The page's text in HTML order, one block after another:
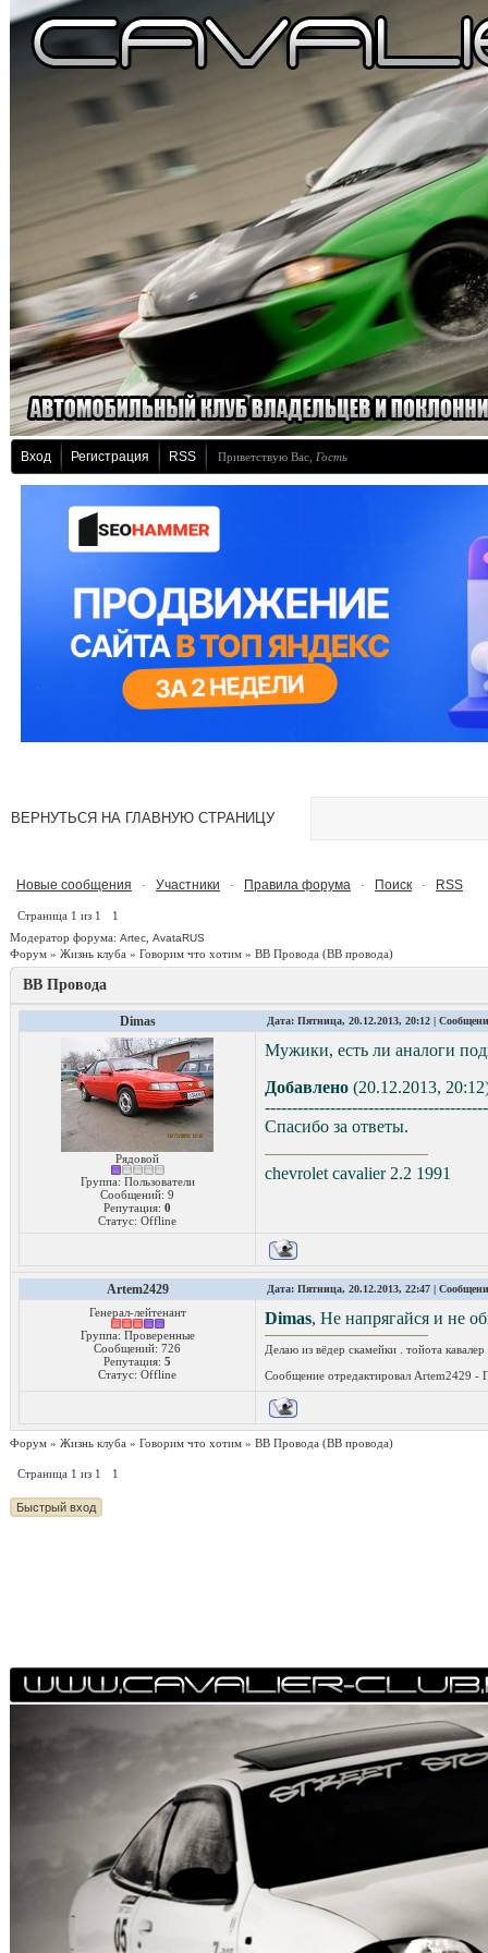
Вход Регистрация RSS Приветствую Вас Гость
ВЕРНУТЬСЯ НА ГЛАВНУЮ СТРАНИЦУ
Новые сообщения · Участники · Правила форума · Поиск · RSS
Страница 1 из 1
1
Модератор форума: Artec AvataRUS
Форум » Жизнь клуба » Говорим что хотим » ВВ Провода (ВВ провода)
ВВ Провода
Dimas Дата: Пятница, 20.12.2013, 20:12 |
Рядовой
Группа: Пользователи
Сообщений: 9
Репутация: 0
Статус: Offline
Мужики, есть ли аналоги
Добавлено (20.12.2013,
Спасибо за ответы.
chevrolet cavalier 2.2 1991
Artem2429 Дата: Пятница, 20.12.2013, 22:47 |
Генерал-лейтенант
Группа: Проверенные
Сообщений: 726
Репутация: 5
Статус: Offline
Dimas, Не напрягайся и не
Делаю из вёдер скамейки . тойота
Сообщение отредактировал Artem2429 -
Форум » Жизнь клуба » Говорим что хотим » ВВ Провода (ВВ провода)
Страница 1 из 1 1